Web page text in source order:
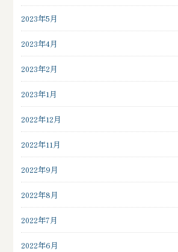
2023年5月
2023年4月
2023年2月
2023年1月
2022年12月
2022年11月
2022年9月
2022年8月
2022年7月
2022年6月